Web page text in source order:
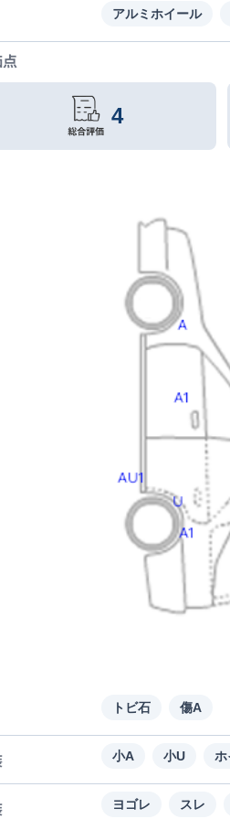
アルミホイール
4
トビ石 傷A
小A 小U ホ
ヨゴレ スレ